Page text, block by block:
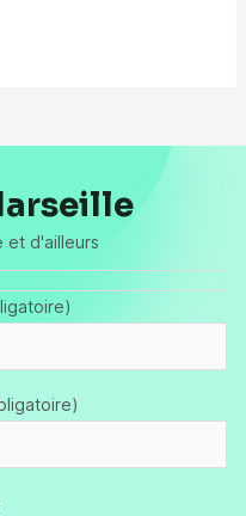
et d'ailleurs